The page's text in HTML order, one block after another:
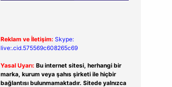
Reklam ve İletişim: Skype:
live:.cid.575569c608265c69
Yasal Uyarı: Bu internet sitesi, herhangi bir
marka, kurum veya şahıs şirketi ile hiçbir
bağlantısı bulunmamaktadır. Sitede yalnızca